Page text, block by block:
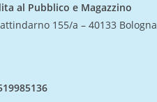
al Pubblico e Magazzino
155/a – 40133 Bologna